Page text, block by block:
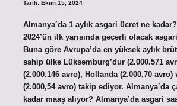
Tarih: Ekim 15, 2024
Almanya´da 1 aylık asgari ücret ne
2024’ün ilk yarısında geçerli olacak
Buna göre Avrupa’da en yüksek aylık
sahip ülke Lüksemburg’dur (2.000.571
(2.000.146 avro), Hollanda (2.000,70 avro)
(2.000,54 avro) takip ediyor. Almanya´da
kadar maaş alıyor? Almanya’da asgari